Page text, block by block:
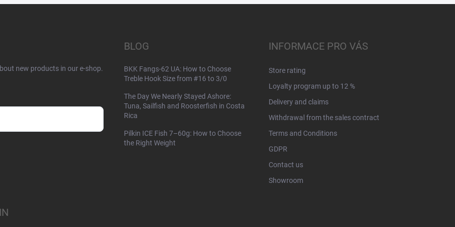
new products in our e-shop.
BLOG
BKK Fangs-62 UA: How to Choose
Treble Hook Size from #16 to 3/0
The Day We Nearly Stayed Ashore:
Tuna, Sailfish and Roosterfish in Costa
Rica
Pilkin ICE Fish 7–60g: How to Choose
the Right Weight
INFORMACE PRO VÁS
Store rating
Loyalty program up to 12 %
Delivery and claims
Withdrawal from the sales contract
Terms and Conditions
GDPR
Contact us
Showroom